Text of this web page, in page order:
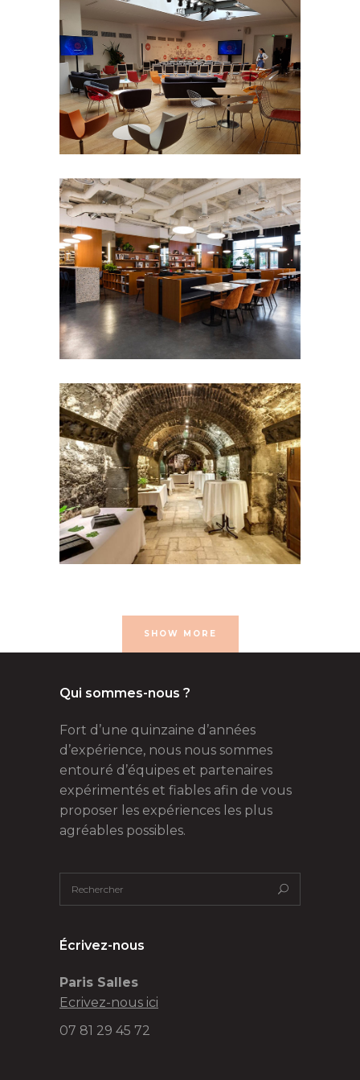
THE BUREAU
- 50 pers 100 à 200 pers 50 à 100
pers 8e arrondissement Défilé Petit
format Séminaire et
assemblée Shooting photo Tournage
MUSÉE DU VIN
arrondissement 50 à 100
pers Caves congrés et
conférences Musées et
monuments Séminaire et assemblée
SHOW MORE
Qui sommes-nous ?
Fort d’une quinzaine d’années
d’expérience, nous nous sommes
entouré d’équipes et partenaires
expérimentés et fiables afin de vous
proposer les expériences les plus
agréables possibles.
Écrivez-nous
Paris Salles
Ecrivez-nous ici
07 81 29 45 72